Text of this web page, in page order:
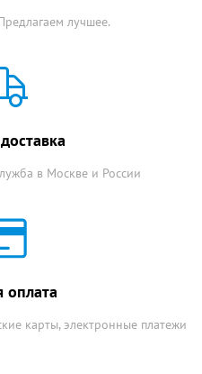
лучшее.
в Москве и России
оплата
карты, электронные платежи